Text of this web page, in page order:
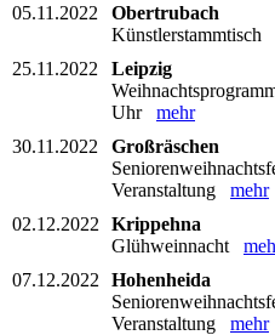
05.11.2022
Obertrubach
Künstlerstammtisch
25.11.2022
Leipzig
Uhr mehr
30.11.2022
Großräschen
Veranstaltung mehr
02.12.2022
Krippehna
Glühweinnacht
07.12.2022
Hohenheida
Veranstaltung mehr